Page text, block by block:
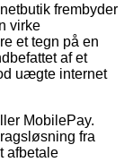
frembyder
virke
et tegn på en
af et
uægte internet
MobilePay.
fra
afbetale